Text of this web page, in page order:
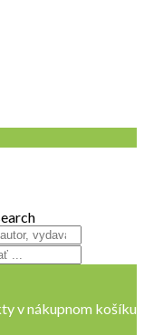
v nákupnom košíku